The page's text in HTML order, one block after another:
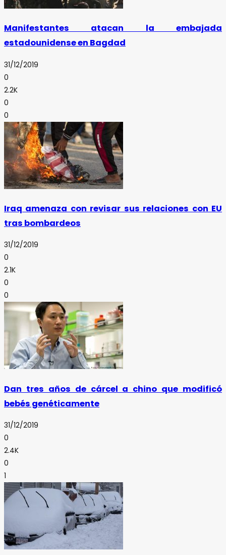
Manifestantes atacan la embajada
estadounidense en Bagdad
31/12/2019
0
2.2K
0
0
Iraq amenaza con revisar sus relaciones con EU
tras bombardeos
31/12/2019
0
2.1K
0
0
Dan tres años de cárcel a chino que modificó
bebés genéticamente
31/12/2019
0
2.4K
0
1